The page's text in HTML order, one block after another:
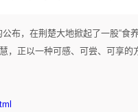
布，在荆楚大地掀起了一股“食
，正以一种可感、可尝、可享的